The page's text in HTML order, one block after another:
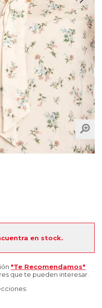
en stock.
"Te Recomendamos"
que te pueden interesar.